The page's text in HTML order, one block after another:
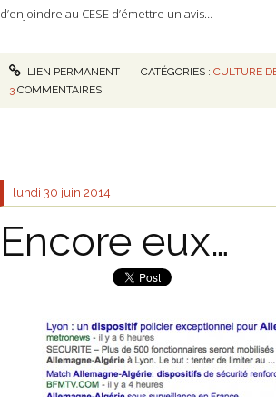
d’enjoindre au CESE d’émettre un avis…
LIEN PERMANENT CATÉGORIES :CULTURE
3 COMMENTAIRES
lundi 30 juin 2014
Encore eux…